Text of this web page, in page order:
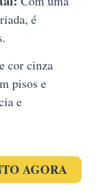
é
cor cinza
pisos e
e
AGORA